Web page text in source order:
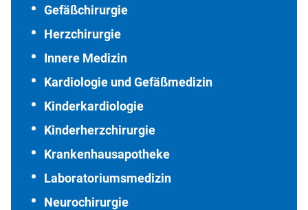
Gefäßchirurgie
Herzchirurgie
Innere Medizin
Kardiologie und Gefäßmedizin
Kinderkardiologie
Kinderherzchirurgie
Krankenhausapotheke
Laboratoriumsmedizin
Neurochirurgie